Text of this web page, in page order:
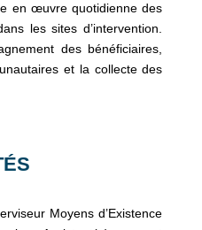
en œuvre quotidienne des
les sites d’intervention.
des bénéficiaires,
et la collecte des
Moyens d’Existence